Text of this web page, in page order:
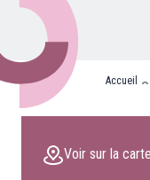
Clients
Blog
Accueil
Voir sur la carte